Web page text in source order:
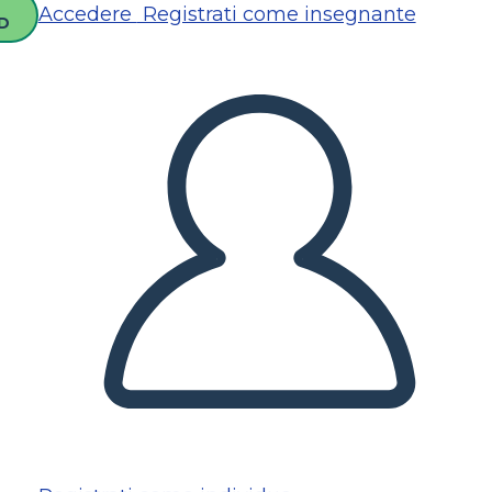
Accedere Registrati come insegnante